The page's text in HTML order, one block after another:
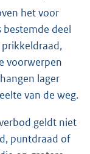
het voor
deel
voorwerpen
lager
van de weg.
geldt niet
puntdraad of